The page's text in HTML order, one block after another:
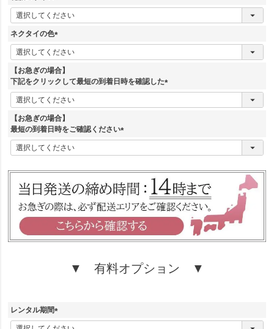
)
(
必
須
)
ネクタイの色
(
必
須
)
【お急ぎの場合】
下記をクリックして最短の到着日時を確認した
(
必
【お急ぎの場合】
最短の到着日時をご確認ください
(
必
▼ 有料オプション ▼
レンタル期間
(